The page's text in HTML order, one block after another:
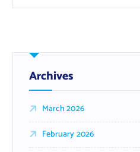
Archives
March 2026
February 2026